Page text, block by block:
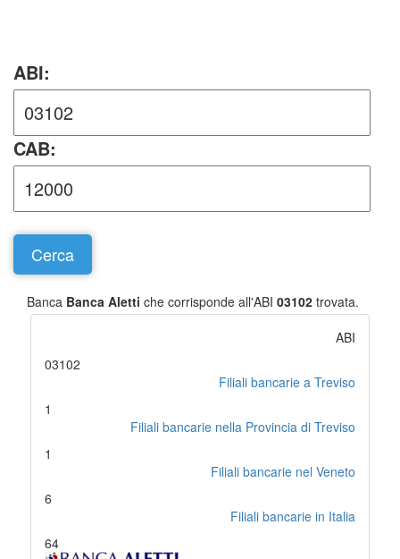
ABI:
CAB:
Banca Banca Aletti che corrisponde all'ABI 03102 trovata.
ABI
03102
Filiali bancarie a Treviso
1
Filiali bancarie nella Provincia di Treviso
1
Filiali bancarie nel Veneto
6
Filiali bancarie in Italia
64